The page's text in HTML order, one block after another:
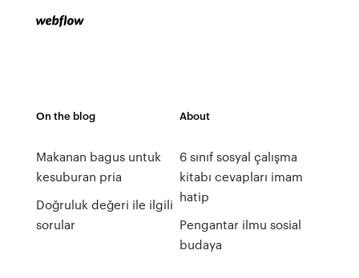
On the blog
Makanan bagus untuk
kesuburan pria
Doğruluk değeri ile ilgili
sorular
About
6 sınıf sosyal çalışma
kitabı cevapları imam
hatip
Pengantar ilmu sosial
budaya